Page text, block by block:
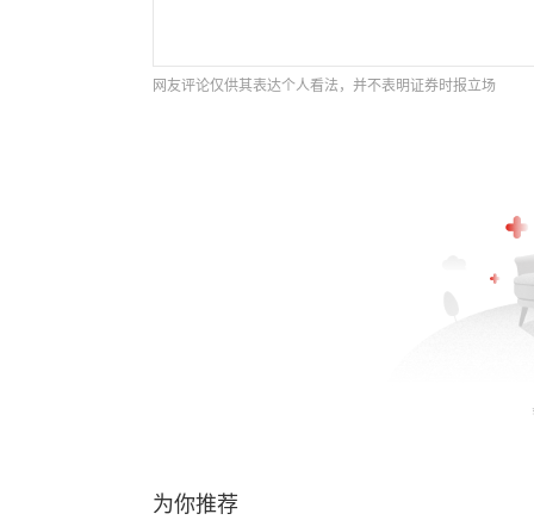
网友评论仅供其表达个人看法，并不表明证券时报立场
为你推荐